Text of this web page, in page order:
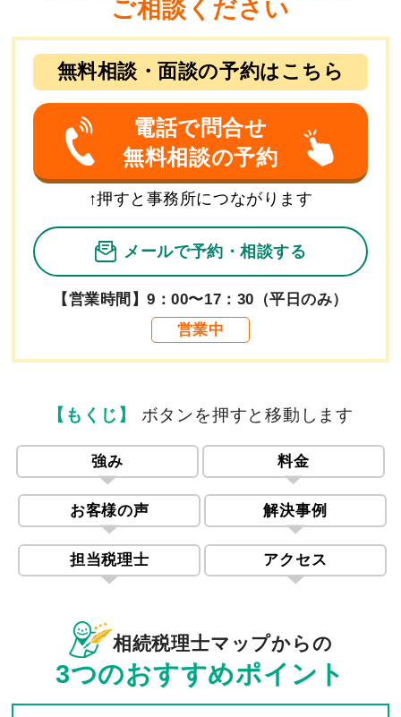
ご相談ください
無料相談・面談の予約はこちら
電話で問合せ
無料相談の予約
↑押すと事務所につながります
メールで予約 ・相談する
【営業時間】9：00〜17：30（平日のみ）
営業中
【もくじ】 ボタンを押すと移動します
強み 料金
お客様の声 解決事例
担当税理士 アクセス
相続税理士マップからの
3つのおすすめポイント